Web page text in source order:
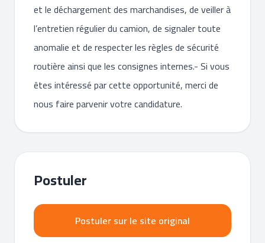
et le déchargement des marchandises, de veiller à
l’entretien régulier du camion, de signaler toute
anomalie et de respecter les règles de sécurité
routière ainsi que les consignes internes.- Si vous
êtes intéressé par cette opportunité, merci de
nous faire parvenir votre candidature.
Postuler
Postuler sur le site original